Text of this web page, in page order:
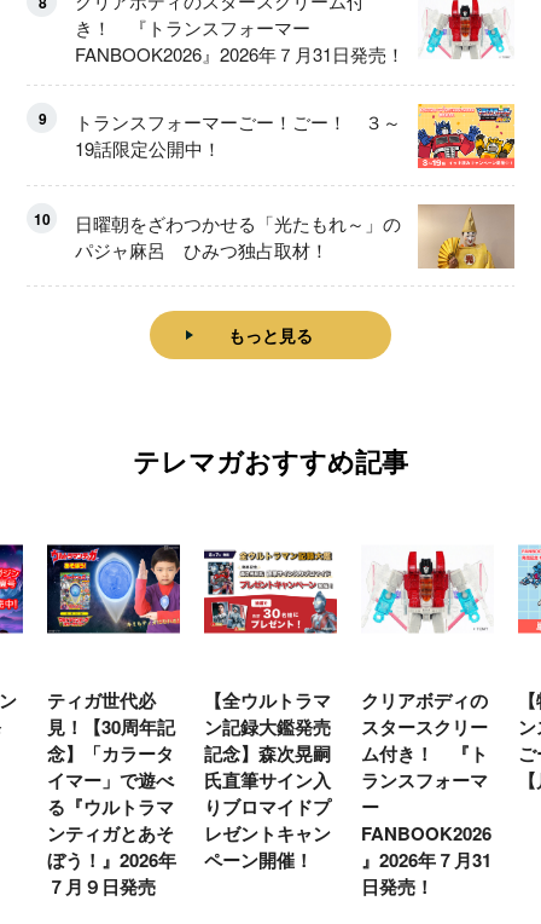
き！ 『トランスフォーマー
FANBOOK2026』2026年７月31日発売！
9
トランスフォーマーごー！ごー！ ３～
19話限定公開中！
10
日曜朝をざわつかせる「光たもれ～」の
パジャ麻呂 ひみつ独占取材！
もっと見る
テレマガおすすめ記事
ティガ世代必
見！【30周年記
念】「カラータ
イマー」で遊べ
る『ウルトラマ
ンティガとあそ
ぼう！』2026年
７月９日発売
【全ウルトラマ
ン記録大鑑発売
記念】森次晃嗣
氏直筆サイン入
りブロマイドプ
レゼントキャン
ペーン開催！
クリアボディの
スタースクリー
ム付き！ 『ト
ランスフォーマ
ー
FANBOOK2026
』2026年７月31
日発売！